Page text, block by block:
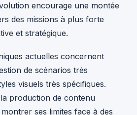
encourage une montée
des missions à plus forte
et stratégique.
actuelles concernent
de scénarios très
visuels très spécifiques.
la production de contenu
ses limites face à des